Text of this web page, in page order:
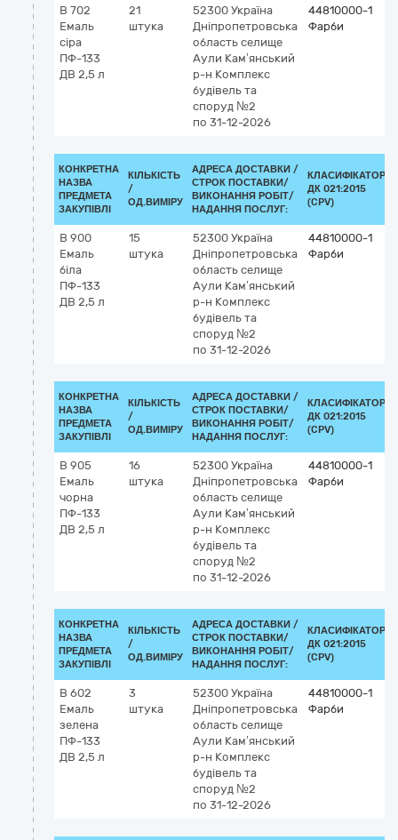
В 702
Емаль
сіра
ПФ-133
ДВ 2,5 л
21
штука
52300 Україна
Дніпропетровська
область селище
Аули Кам’янський
р-н Комплекс
будівель та
споруд №2
по 31-12-2026
44810000-1
Фарби
КОНКРЕТНА
НАЗВА
ПРЕДМЕТА
ЗАКУПІВЛІ
КІЛЬКІСТЬ
/
ОД.ВИМІРУ
АДРЕСА ДОСТАВКИ /
СТРОК ПОСТАВКИ/
ВИКОНАННЯ РОБІТ/
НАДАННЯ ПОСЛУГ:
КЛАСИФІКАТОР
ДК 021:2015
(CPV)
В 900
Емаль
біла
ПФ-133
ДВ 2,5 л
15
штука
52300 Україна
Дніпропетровська
область селище
Аули Кам’янський
р-н Комплекс
будівель та
споруд №2
по 31-12-2026
44810000-1
Фарби
КОНКРЕТНА
НАЗВА
ПРЕДМЕТА
ЗАКУПІВЛІ
КІЛЬКІСТЬ
/
ОД.ВИМІРУ
АДРЕСА ДОСТАВКИ /
СТРОК ПОСТАВКИ/
ВИКОНАННЯ РОБІТ/
НАДАННЯ ПОСЛУГ:
КЛАСИФІКАТОР
ДК 021:2015
(CPV)
В 905
Емаль
чорна
ПФ-133
ДВ 2,5 л
16
штука
52300 Україна
Дніпропетровська
область селище
Аули Кам’янський
р-н Комплекс
будівель та
споруд №2
по 31-12-2026
44810000-1
Фарби
КОНКРЕТНА
НАЗВА
ПРЕДМЕТА
ЗАКУПІВЛІ
КІЛЬКІСТЬ
/
ОД.ВИМІРУ
АДРЕСА ДОСТАВКИ /
СТРОК ПОСТАВКИ/
ВИКОНАННЯ РОБІТ/
НАДАННЯ ПОСЛУГ:
КЛАСИФІКАТОР
ДК 021:2015
(CPV)
В 602
Емаль
зелена
ПФ-133
ДВ 2,5 л
3
штука
52300 Україна
Дніпропетровська
область селище
Аули Кам’янський
р-н Комплекс
будівель та
споруд №2
по 31-12-2026
44810000-1
Фарби